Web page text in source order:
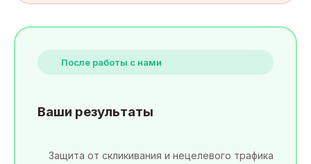
После работы с нами
Ваши результаты
Защита от скликивания и нецелевого трафика